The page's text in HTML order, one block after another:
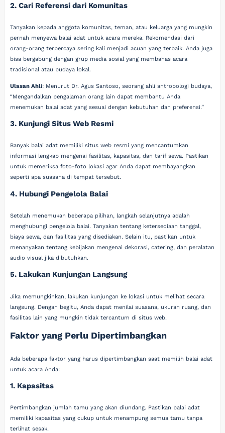
2. Cari Referensi dari Komunitas
Tanyakan kepada anggota komunitas, teman, atau keluarga yang mungkin
pernah menyewa balai adat untuk acara mereka. Rekomendasi dari
orang-orang terpercaya sering kali menjadi acuan yang terbaik. Anda juga
bisa bergabung dengan grup media sosial yang membahas acara
tradisional atau budaya lokal.
Ulasan Ahli: Menurut Dr. Agus Santoso, seorang ahli antropologi budaya,
“Mengandalkan pengalaman orang lain dapat membantu Anda
menemukan balai adat yang sesuai dengan kebutuhan dan preferensi.”
3. Kunjungi Situs Web Resmi
Banyak balai adat memiliki situs web resmi yang mencantumkan
informasi lengkap mengenai fasilitas, kapasitas, dan tarif sewa. Pastikan
untuk memeriksa foto-foto lokasi agar Anda dapat membayangkan
seperti apa suasana di tempat tersebut.
4. Hubungi Pengelola Balai
Setelah menemukan beberapa pilihan, langkah selanjutnya adalah
menghubungi pengelola balai. Tanyakan tentang ketersediaan tanggal,
biaya sewa, dan fasilitas yang disediakan. Selain itu, pastikan untuk
menanyakan tentang kebijakan mengenai dekorasi, catering, dan peralatan
audio visual jika dibutuhkan.
5. Lakukan Kunjungan Langsung
Jika memungkinkan, lakukan kunjungan ke lokasi untuk melihat secara
langsung. Dengan begitu, Anda dapat menilai suasana, ukuran ruang, dan
fasilitas lain yang mungkin tidak tercantum di situs web.
Faktor yang Perlu Dipertimbangkan
Ada beberapa faktor yang harus dipertimbangkan saat memilih balai adat
untuk acara Anda:
1. Kapasitas
Pertimbangkan jumlah tamu yang akan diundang. Pastikan balai adat
memiliki kapasitas yang cukup untuk menampung semua tamu tanpa
terlihat sesak.